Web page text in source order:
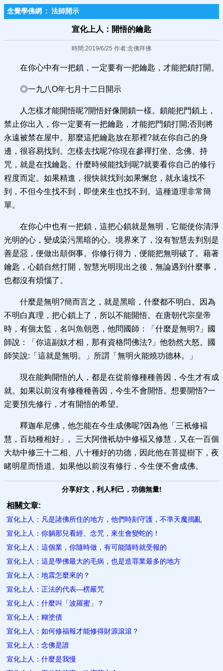
念覺學佛網 : 法師開示
宣化上人：開悟的鑰匙
時間:2019/6/25 作者:念佛拜佛
在你心中有一把鎖，一定要有一把鑰匙，才能把鎖打開。
◎一九八O年七月十二日開示
人怎樣才能開悟呢?開悟好像開鎖一樣。鎖能把門鎖上，
禁止你出入，你一定要有一把鑰匙，才能把門鎖打開;否則將
永遠被禁在屋中。那麼這把鑰匙放在那裡?就在你自己的身
邊，很容易找到。怎樣去找呢?你現在參禪打坐、念佛、持
咒，就是在找鑰匙。什麼時候能找到呢?就要看你自己的修行
程度而定。如果精進，很快就找到;如果懈怠，就永遠找不
到，不但今生找不到，即使來生也找不到。這種道理非常簡
單。
在你心中也有一把鎖，這把心鎖就是無明，它能使你清淨
光明的心，變成染污黑暗的心。境界來了，沒有智慧去判別是
善是惡，便做出顛倒事。你修行得力，便能把無明破了。藉著
鑰匙，心鎖自然打開，智慧光明現出之後，無論遇到什麼事，
也都沒有煩惱了。
什麼是無明?簡而言之，就是黑暗，什麼都不明白。因為
不明白真理，把心鎖上了，所以不能開悟。在唐朝代宗皇帝
時，有個太監，名叫魚朝恩，他問國師：「什麼是無明?」國
師說：「你這副奴才相，那有資格問佛法?」他勃然大怒。國
師笑說:「這就是無明。」所謂「無明火能燒功德林。」
現在能夠開悟的人，都是在從前修種種善因，今生才有成
就。如果以前沒有修種種善因，今生不會開悟。想要開悟?一
定要預先修行，才有開悟的希望。
釋迦牟尼佛，他怎能在今生成佛呢?因為他「三衹修褔
慧，百劫種相好」。三大阿僧衹劫中修褔又修慧，又在一百個
大劫中修三十二相、八十種好的功德，因此他在菩提樹下，夜
睹明星而悟道。如果他以前沒有修行，今生便不會成佛。
分享好文，利人利己，功德無量!
相關文章:
宣化上人：凡是諸佛所住的地方，他們時刻守護，不準天魔搗亂
宣化上人：你躺那兒看經、念咒，來生會變蛇的！
宣化上人：這個業，你隨時做，有可能隨時就受報的
宣化上人：這是學佛最大的毛病，也是造罪業最多的地方
宣化上人：地震怎麼來的？
宣化上人：正法的代表—楞嚴咒
宣化上人：什麼叫「波羅蜜」？
宣化上人：糊塗債
宣化上人：如何修福報才能修得財源滾滾？
宣化上人：念佛是誰
宣化上人：什麼是我慢